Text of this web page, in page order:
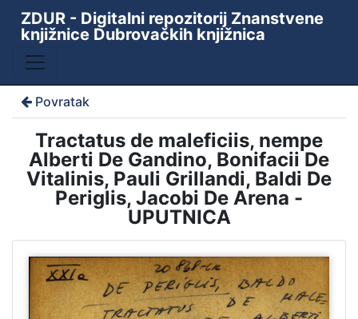
ZDUR - Digitalni repozitorij Znanstvene
knjižnice Dubrovačkih knjižnica
Povratak
Tractatus de maleficiis, nempe
Alberti De Gandino, Bonifacii De
Vitalinis, Pauli Grillandi, Baldi De
Periglis, Jacobi De Arena -
UPUTNICA